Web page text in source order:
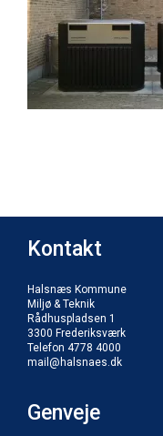
Kontakt
Halsnæs Kommune
Miljø & Teknik
Rådhuspladsen 1
3300 Frederiksværk
Telefon 4778 4000
mail@halsnaes.dk
Genveje